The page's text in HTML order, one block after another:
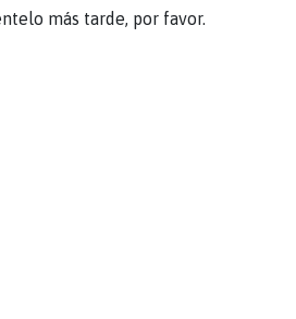
más tarde, por favor.